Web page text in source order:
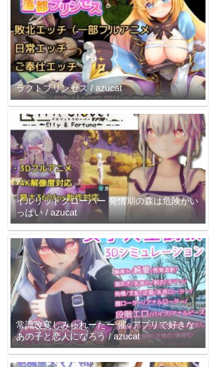
ラクトプリンセス / azucat
イルリットクローバー 発情期の森は危険がい
っぱい / azucat
常識改変しみゅれーたー 催○アプリで好きな
あの子と恋人になろう / azucat